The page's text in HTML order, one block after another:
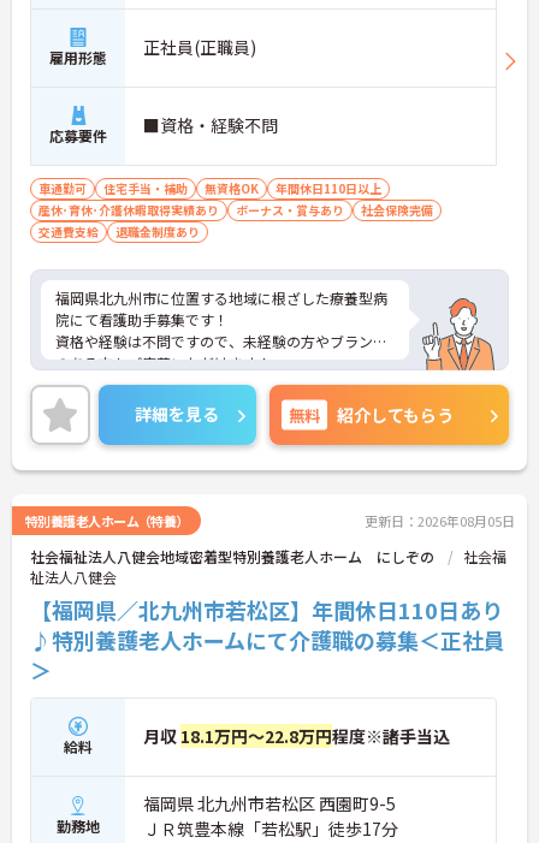
雇用形態 正社員(正職員)
応募要件 ■資格・経験不問
車通勤可 住宅手当・補助 無資格OK
年間休日110日以上
産休･育休･介護休暇取得実績あり
ボーナス・賞与あり
社会保険完備
交通費支給
退職金制度あり
福岡県北九州市に位置する地域に根ざした療養型病
院にて看護助手募集です！
資格や経験は不問ですので、未経験の方やブランク
のある方もご応募いただけます！
年間休日も122日としっかりお休みも取得出来るの
で、ワークライフバランスを大切にしたい方にオス
スメです◎
ご興味ある方には、面接対策ポイントなど、さらに
詳細をお話しいたしますのでお気軽にご相談くださ
詳細を見る 無料 紹介してもらう
特別養護老人ホーム（特養） 更新日：2026年08月05日
社会福祉法人八健会地域密着型特別養護老人ホーム にしぞの
社会福
祉法人八健会
【福岡県／北九州市若松区】年間休日110日あり
♪特別養護老人ホームにて介護職の募集＜正社員
＞
給料 月収 18.1万円～22.8万円程度※諸手当込
勤務地
福岡県 北九州市若松区 西園町9-5
ＪＲ筑豊本線「若松駅」徒歩17分